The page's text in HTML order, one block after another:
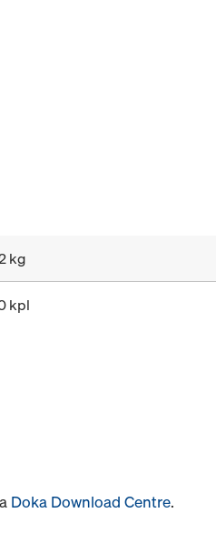
kg
kpl
Doka Download Centre.